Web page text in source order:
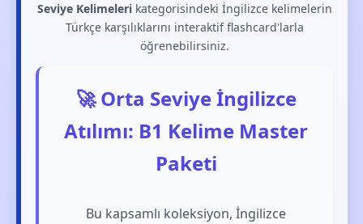
Seviye Kelimelerikategorisindeki İngilizce kelimelerin
Türkçe karşılıklarını interaktif flashcard'larla
öğrenebilirsiniz.
🚀 Orta Seviye İngilizce
Atılımı: B1 Kelime Master
Paketi
Bu kapsamlı koleksiyon, İngilizce